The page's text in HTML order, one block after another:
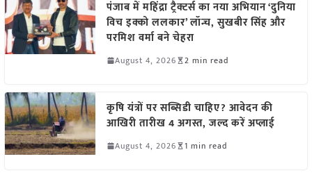
पंजाब में महिंद्रा ट्रैक्टर्स का नया अभियान ‘दुनिया
विच इक्को ललकार’ लॉन्च, सुखबीर सिंह और
परमिश वर्मा बने चेहरा
August 4, 2026 2 min read
कृषि यंत्रों पर सब्सिडी चाहिए? आवेदन की
आखिरी तारीख 4 अगस्त, जल्द करें अप्लाई
August 4, 2026 1 min read